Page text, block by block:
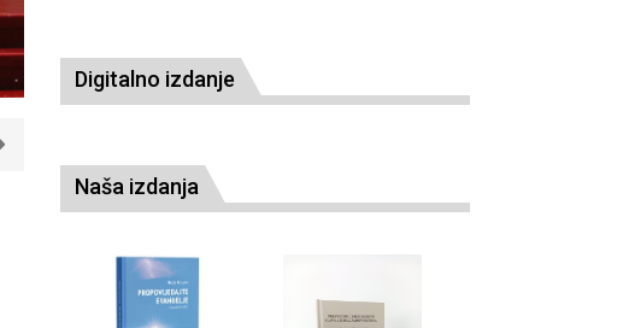
Digitalno izdanje
Naša izdanja